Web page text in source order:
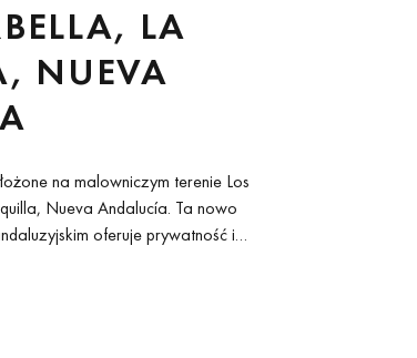
LA
NUEVA
na malowniczym terenie Los
Nueva Andalucía. Ta nowo
oferuje prywatność i